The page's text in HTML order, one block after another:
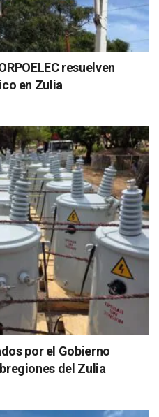
resuelven
en Zulia
por el Gobierno
del Zulia